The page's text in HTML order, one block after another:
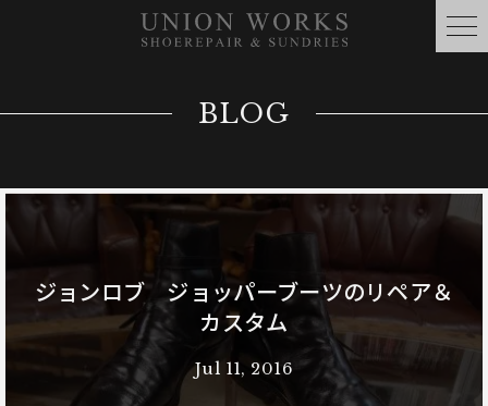
BLOG
ジョンロブ ジョッパーブーツのリペア＆
カスタム
Jul 11, 2016